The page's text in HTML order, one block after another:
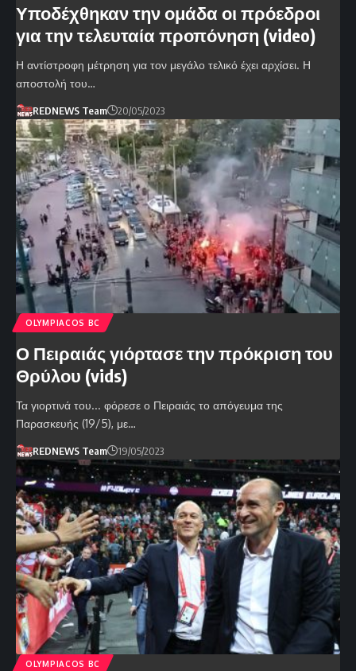
Υποδέχθηκαν την ομάδα οι πρόεδροι
για την τελευταία προπόνηση (video)
Η αντίστροφη μέτρηση για τον μεγάλο τελικό έχει αρχίσει. Η
αποστολή του…
REDNEWS Team 20/05/2023
OLYMPIACOS BC
Ο Πειραιάς γιόρτασε την πρόκριση του
Θρύλου (vids)
Τα γιορτινά του... φόρεσε ο Πειραιάς το απόγευμα της
Παρασκευής (19/5), με…
REDNEWS Team 19/05/2023
OLYMPIACOS BC